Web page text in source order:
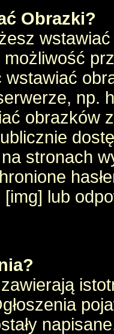
Obrazki?
np.
obrazków
stronach
lub